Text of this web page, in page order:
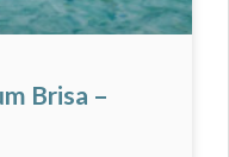
Brisa –